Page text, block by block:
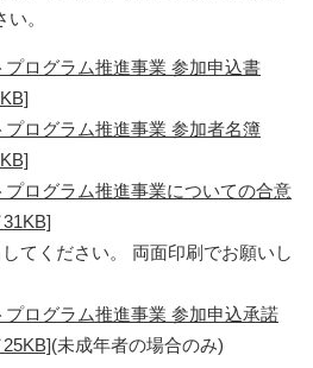
。
ログラム推進事業 参加申込書
ログラム推進事業 参加者名簿
ログラム推進事業についての合意
てください。 両面印刷でお願いし
ログラム推進事業 参加申込承諾
(未成年者の場合のみ)